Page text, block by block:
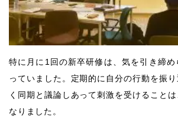
特に月に1回の新卒研修は、気を引き締め
っていました。定期的に自分の行動を振
く同期と議論しあって刺激を受けること
なりました。